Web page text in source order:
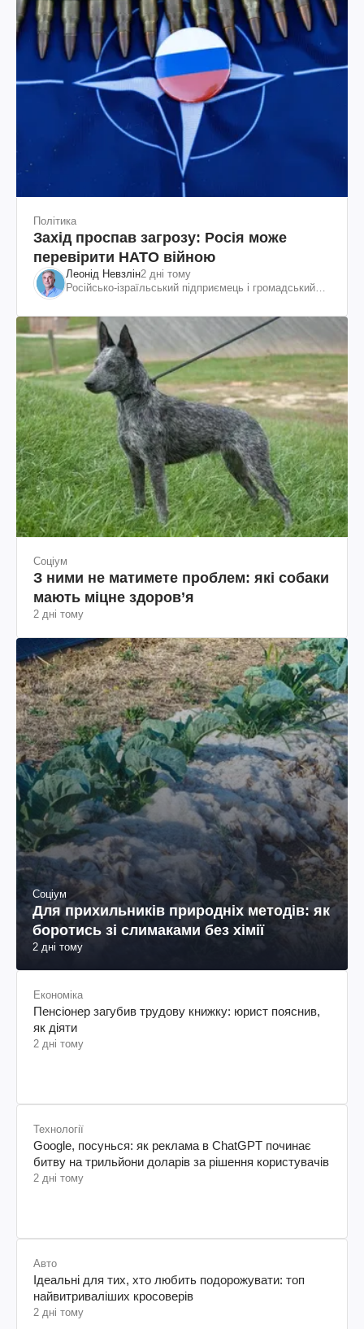
Політика
Захід проспав загрозу: Росія може
перевірити НАТО війною
Леонід Невзлін2 дні тому
Російсько-ізраїльський підприємець і громадський
Соціум
З ними не матимете проблем: які собаки
мають міцне здоров’я
2 дні тому
Соціум
Для прихильників природніх методів: як
боротись зі слимаками без хімії
2 дні тому
Економіка
Пенсіонер загубив трудову книжку: юрист пояснив,
як діяти
2 дні тому
Технології
Google, посунься: як реклама в ChatGPT починає
битву на трильйони доларів за рішення користувачів
2 дні тому
Авто
Ідеальні для тих, хто любить подорожувати: топ
найвитриваліших кросоверів
2 дні тому